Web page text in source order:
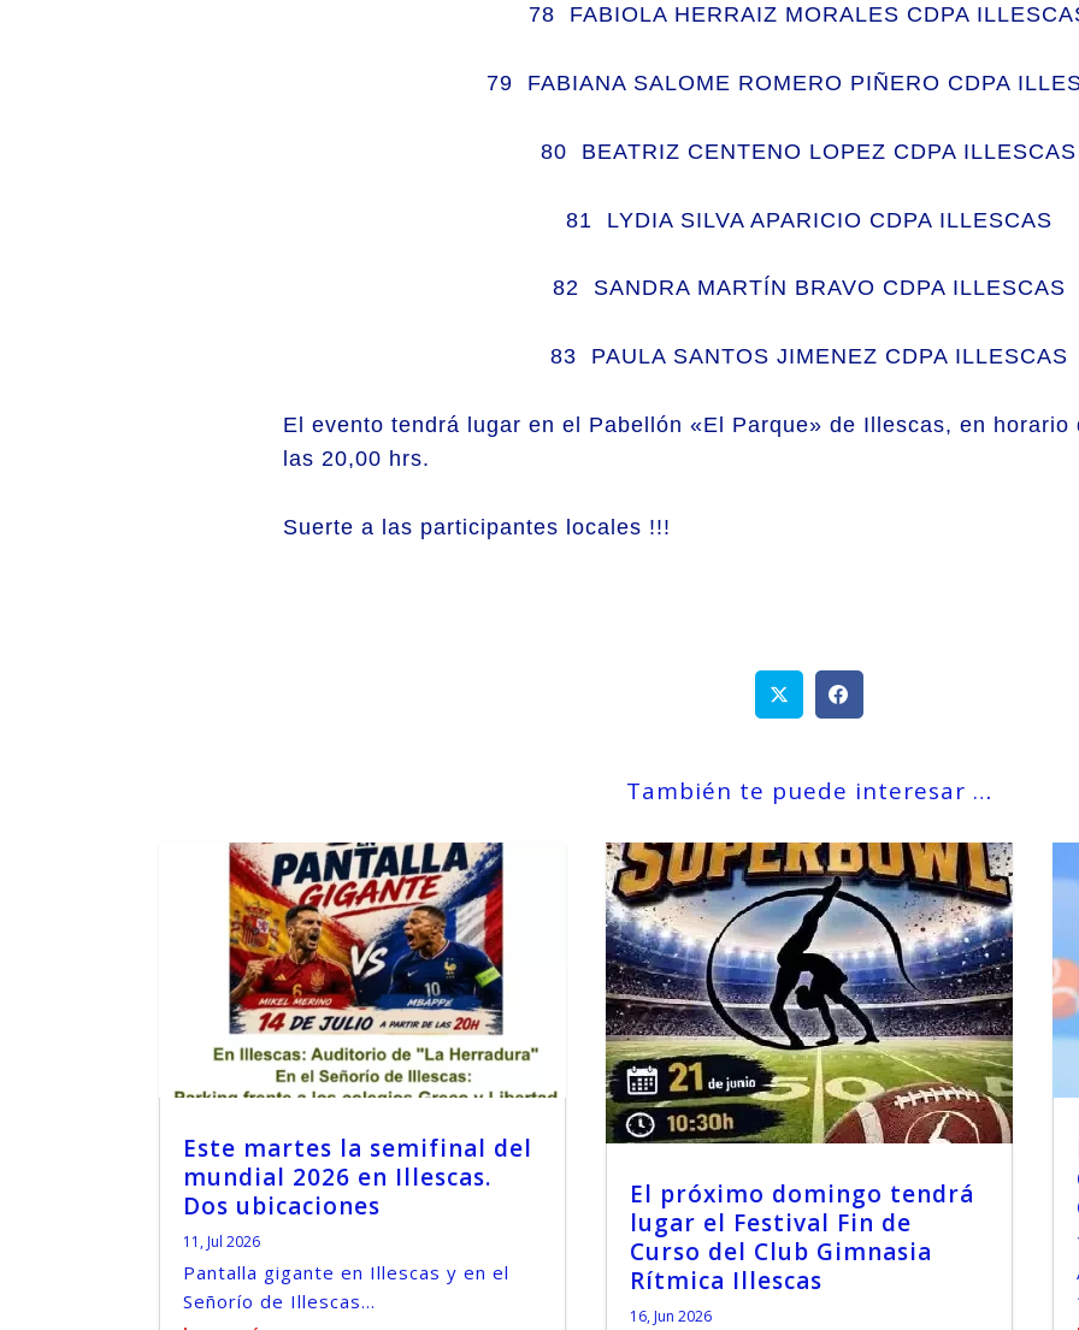
78 FABIOLA HERRAIZ MORALES CDPA
79 FABIANA SALOME ROMERO PIÑERO CDPA
80 BEATRIZ CENTENO LOPEZ CDPA ILLESCAS
81 LYDIA SILVA APARICIO CDPA ILLESCAS
82 SANDRA MARTÍN BRAVO CDPA ILLESCAS
83 PAULA SANTOS JIMENEZ CDPA ILLESCAS
El evento tendrá lugar en el Pabellón «El Parque» de Illescas, en horario
las 20,00 hrs.
Suerte a las participantes locales !!!
También te puede interesar …
Este martes la semifinal del
mundial 2026 en Illescas.
Dos ubicaciones
11, Jul 2026
Pantalla gigante en Illescas y en el
Señorío de Illescas...
El próximo domingo tendrá
lugar el Festival Fin de
Curso del Club Gimnasia
Rítmica Illescas
16, Jun 2026